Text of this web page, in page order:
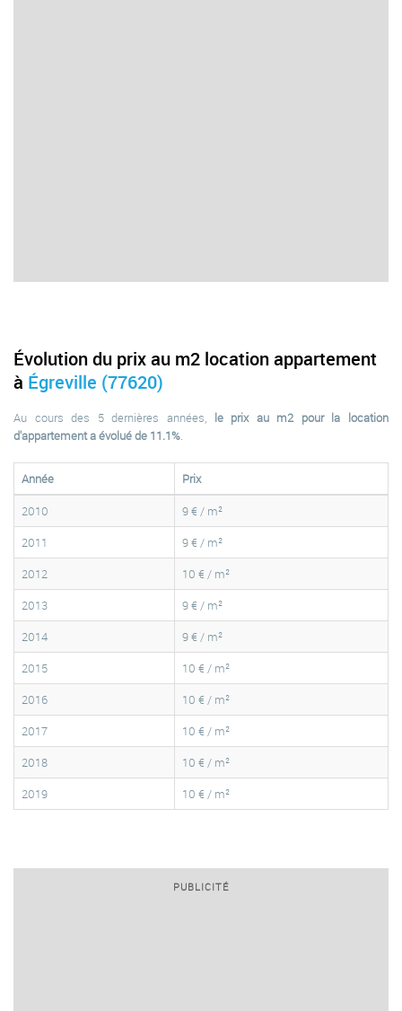
Évolution du prix au m2 location appartement
à Égreville (77620)
Au cours des 5 dernières années, le prix au m2 pour la location
d'appartement a évolué de 11.1%.
Année
Prix
2010
9 € / m²
2011
9 € / m²
2012
10 € / m²
2013
9 € / m²
2014
9 € / m²
2015
10 € / m²
2016
10 € / m²
2017
10 € / m²
2018
10 € / m²
2019
10 € / m²
PUBLICITÉ